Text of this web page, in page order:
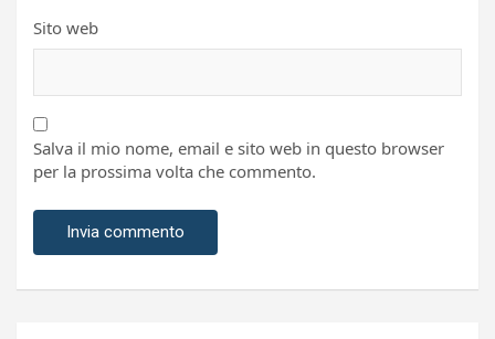
Sito web
Salva il mio nome, email e sito web in questo browser
per la prossima volta che commento.